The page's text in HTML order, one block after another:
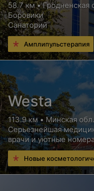
58.7 км • Гродненская
Боровики
Санаторий
Амплипульстерапия
Westa
113.9 км • Минская
Серьезнейшая
врачи и уютные
Вам высококлассный
Новые